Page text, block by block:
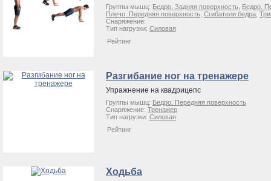
Группы мышц: Бедро. Задняя поверхность
Бедро.
Плечо. Передняя поверхность Сгибатели бедра
Снаряжение:
Тип нагрузки: Силовая
Рейтинг
Разгибание ног на тренажере
Упражнение на квадрицепс
Группы мышц: Бедро. Передняя поверхность
Снаряжение: Тренажер
Тип нагрузки: Силовая
Рейтинг
Ходьба